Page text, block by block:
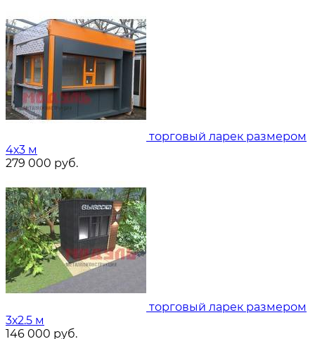
торговый ларек размером
4х3 м
279 000 руб.
торговый ларек размером
3х2.5 м
146 000 руб.